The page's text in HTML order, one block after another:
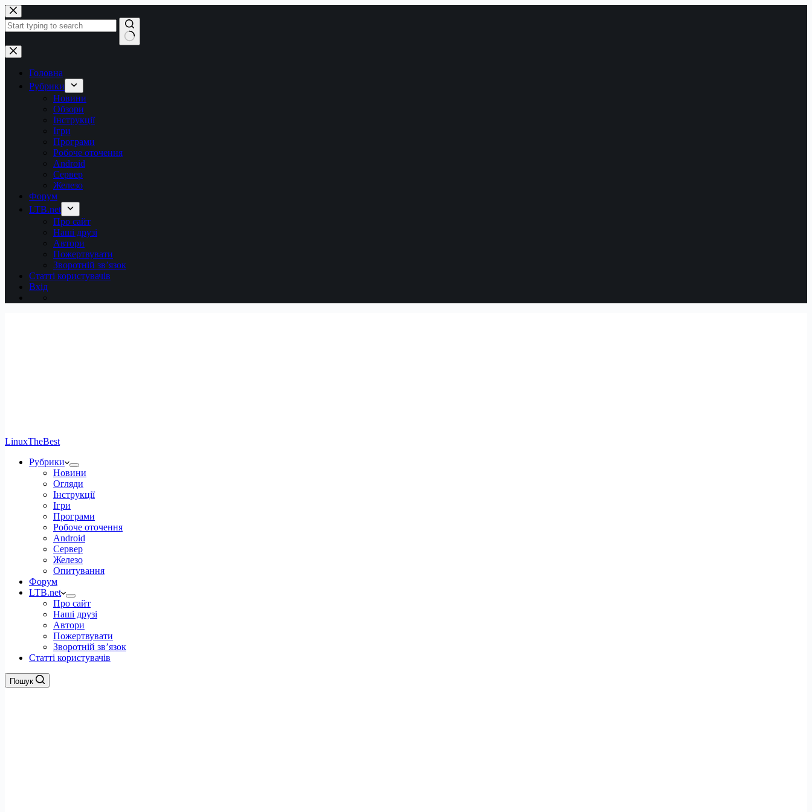
Перейти
до
вмісту
Немає
результатів
Головна
Рубрики
Новини
Обзори
Інструкції
Ігри
Програми
Робоче оточення
Android
Сервер
Железо
Форум
LTB.net
Про сайт
Наші друзі
Автори
Пожертвувати
Зворотній зв’язок
Статті користувачів
Вхід
LinuxTheBest
Рубрики
Новини
Огляди
Інструкції
Ігри
Програми
Робоче оточення
Android
Сервер
Железо
Опитування
Форум
LTB.net
Про сайт
Наші друзі
Автори
Пожертвувати
Зворотній зв’язок
Статті користувачів
Пошук